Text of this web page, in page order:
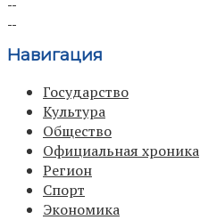
Навигация
Государство
Культура
Общество
Официальная хроника
Регион
Спорт
Экономика